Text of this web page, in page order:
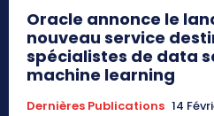
Oracle annonce le
nouveau service
spécialistes de data
machine learning
Dernières Publications 14